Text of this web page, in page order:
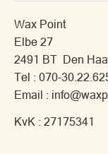
Wax Point
Elbe 27
2491 BT Den
Tel : 070-
Email :
KvK : 27175341